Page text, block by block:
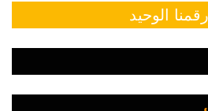
الوحيد